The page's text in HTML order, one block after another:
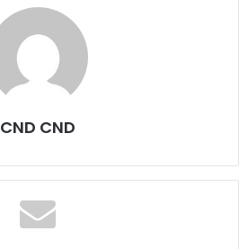
CND CND